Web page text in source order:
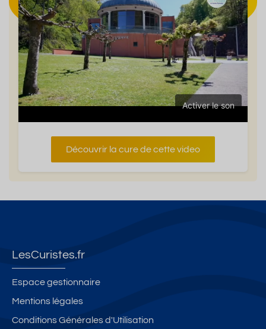
Activer le son
Découvrir la cure de cette video
LesCuristes.fr
Espace gestionnaire
Mentions légales
Conditions Générales d'Utilisation